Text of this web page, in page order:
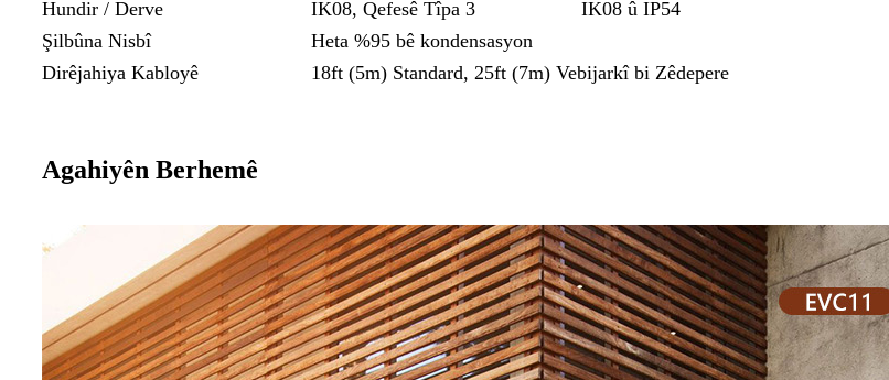
Hundir / Derve
IK08, Qefesê Tîpa 3
IK08 û IP54
Şilbûna Nisbî
Heta %95 bê kondensasyon
Dirêjahiya Kabloyê
18ft (5m) Standard, 25ft (7m) Vebijarkî bi Zêdepere
Agahiyên Berhemê